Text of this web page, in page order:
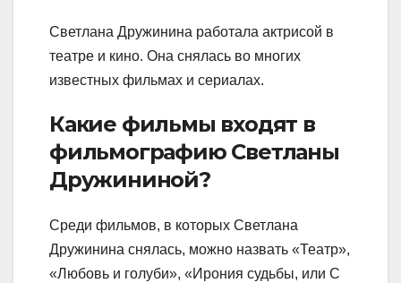
Светлана Дружинина работала актрисой в
театре и кино. Она снялась во многих
известных фильмах и сериалах.
Какие фильмы входят в
фильмографию Светланы
Дружининой?
Среди фильмов, в которых Светлана
Дружинина снялась, можно назвать «Театр»,
«Любовь и голуби», «Ирония судьбы, или С